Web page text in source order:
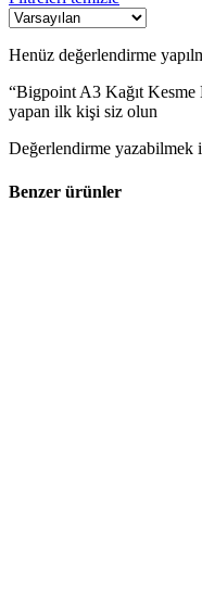
Henüz değerlendirme
“Bigpoint A3 Kağıt
yapan ilk kişi siz olun
Değerlendirme yazabilmek
Benzer ürünler